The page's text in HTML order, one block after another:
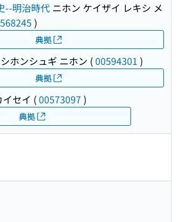
--明治時代 ニホン ケイザイ レキシ メ
)
典拠
シホンシュギ ニホン (00594301 )
典拠
セイ (00573097 )
典拠